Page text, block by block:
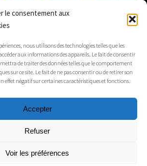
le consentement aux
nous utilisons des technologies telles que les
aux informations des appareils. Le fait de consentir
de traiter des données telles que le comportement
sur ce site. Le fait de ne pas consentir ou de retirer son
effet négatif sur certaines caractéristiques et fonctions.
Accepter
Refuser
Voir les préférences
20 91 15
Mentions légales